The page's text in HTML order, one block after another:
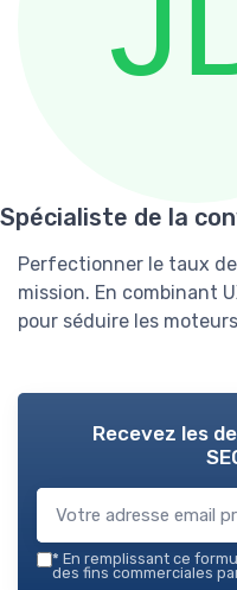
Spécialiste de la
Perfectionner le taux
mission. En combinant
pour séduire les
Recevez les
* En remplissant ce
des fins commerciales